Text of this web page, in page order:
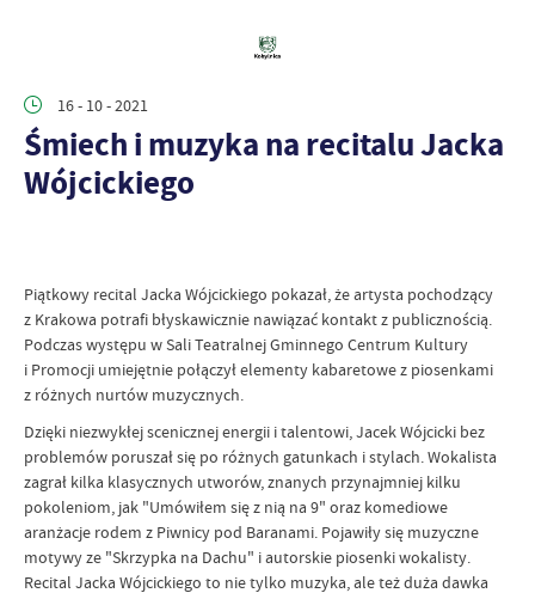
16 - 10 - 2021
Śmiech i muzyka na recitalu Jacka
Wójcickiego
Piątkowy recital Jacka Wójcickiego pokazał, że artysta pochodzący
z Krakowa potrafi błyskawicznie nawiązać kontakt z publicznością.
Podczas występu w Sali Teatralnej Gminnego Centrum Kultury
i Promocji umiejętnie połączył elementy kabaretowe z piosenkami
z różnych nurtów muzycznych.
Dzięki niezwykłej scenicznej energii i talentowi, Jacek Wójcicki bez
problemów poruszał się po różnych gatunkach i stylach. Wokalista
zagrał kilka klasycznych utworów, znanych przynajmniej kilku
pokoleniom, jak "Umówiłem się z nią na 9" oraz komediowe
aranżacje rodem z Piwnicy pod Baranami. Pojawiły się muzyczne
motywy ze "Skrzypka na Dachu" i autorskie piosenki wokalisty.
Recital Jacka Wójcickiego to nie tylko muzyka, ale też duża dawka